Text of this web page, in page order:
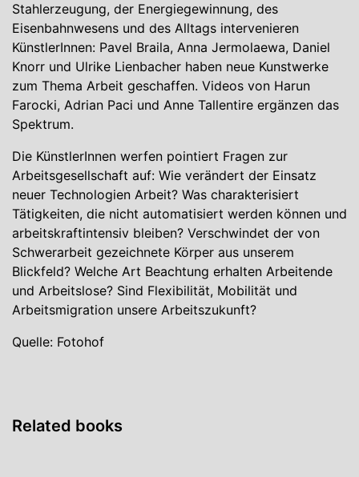
Stahlerzeugung, der Energiegewinnung, des
Eisenbahnwesens und des Alltags intervenieren
KünstlerInnen: Pavel Braila, Anna Jermolaewa, Daniel
Knorr und Ulrike Lienbacher haben neue Kunstwerke
zum Thema Arbeit geschaffen. Videos von Harun
Farocki, Adrian Paci und Anne Tallentire ergänzen das
Spektrum.
Die KünstlerInnen werfen pointiert Fragen zur
Arbeitsgesellschaft auf: Wie verändert der Einsatz
neuer Technologien Arbeit? Was charakterisiert
Tätigkeiten, die nicht automatisiert werden können und
arbeitskraftintensiv bleiben? Verschwindet der von
Schwerarbeit gezeichnete Körper aus unserem
Blickfeld? Welche Art Beachtung erhalten Arbeitende
und Arbeitslose? Sind Flexibilität, Mobilität und
Arbeitsmigration unsere Arbeitszukunft?
Quelle: Fotohof
Related books